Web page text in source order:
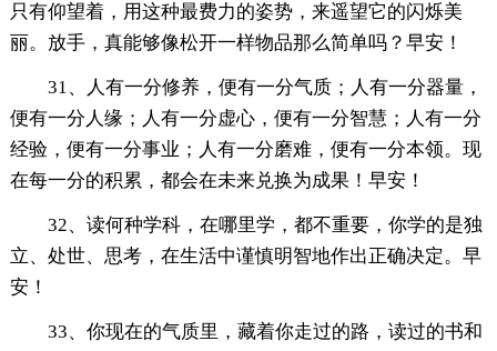
只有仰望着，用这种最费力的姿势，来遥望它的闪烁美
丽。放手，真能够像松开一样物品那么简单吗？早安！
31、人有一分修养，便有一分气质；人有一分器量，
便有一分人缘；人有一分虚心，便有一分智慧；人有一分
经验，便有一分事业；人有一分磨难，便有一分本领。现
在每一分的积累，都会在未来兑换为成果！早安！
32、读何种学科，在哪里学，都不重要，你学的是独
立、处世、思考，在生活中谨慎明智地作出正确决定。早
安！
33、你现在的气质里，藏着你走过的路，读过的书和